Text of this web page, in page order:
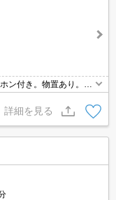
ン付き。物置あり。角
良好！心地よい室内環
列駐車の場合2台で4,4
詳細を見る